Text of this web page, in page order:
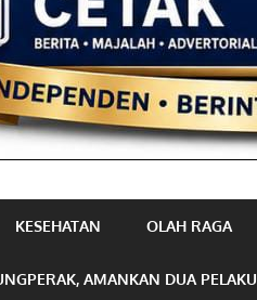
KESEHATAN OLAH RAGA
AMANKAN DUA